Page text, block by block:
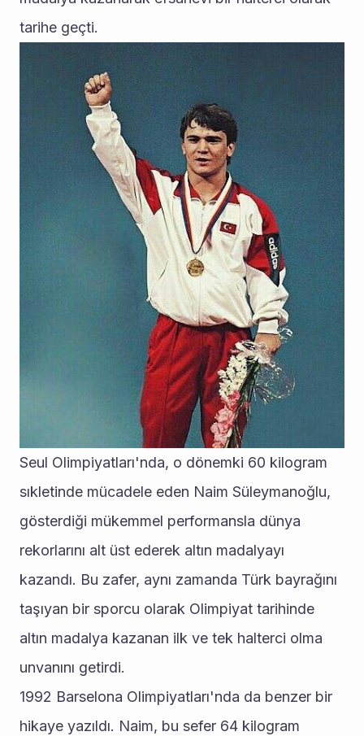
tarihe geçti.
Seul Olimpiyatları'nda, o dönemki 60 kilogram
sıkletinde mücadele eden Naim Süleymanoğlu,
gösterdiği mükemmel performansla dünya
rekorlarını alt üst ederek altın madalyayı
kazandı. Bu zafer, aynı zamanda Türk bayrağını
taşıyan bir sporcu olarak Olimpiyat tarihinde
altın madalya kazanan ilk ve tek halterci olma
unvanını getirdi.
1992 Barselona Olimpiyatları'nda da benzer bir
hikaye yazıldı. Naim, bu sefer 64 kilogram